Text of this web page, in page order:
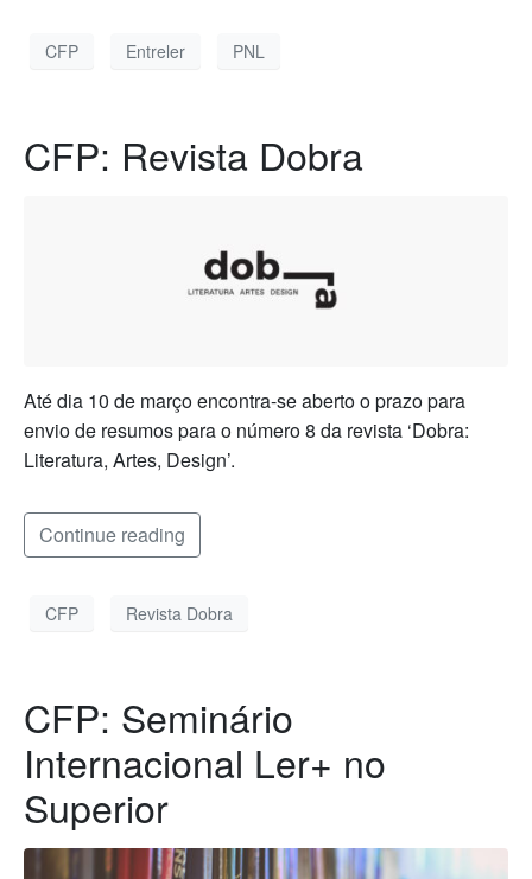
CFP Entreler PNL
CFP: Revista Dobra
Até dia 10 de março encontra-se aberto o prazo para
envio de resumos para o número 8 da revista ‘Dobra:
Literatura, Artes, Design’.
Continue reading
CFP Revista Dobra
CFP: Seminário
Internacional Ler+ no
Superior